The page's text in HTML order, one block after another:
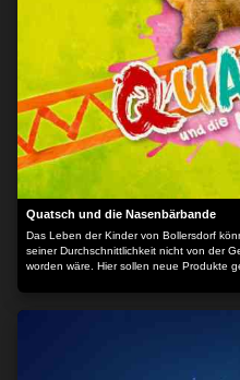
Quatsch und die Nasenbärbande
Das Leben der Kinder von Bollersdorf
seiner Durchschnittlichkeit nicht von der
worden wäre. Hier sollen neue Produkte
Eltern des Ortes begeistert mitmachen,
von den lästigen Warentestern. Erst
Heim abschieben wollen, damit der
die Nasenbärenbande! Gemeinsam mit
Kinder einen cleveren Plan aus: Mit
Weltrekorden wollen sie Bollersdorfs